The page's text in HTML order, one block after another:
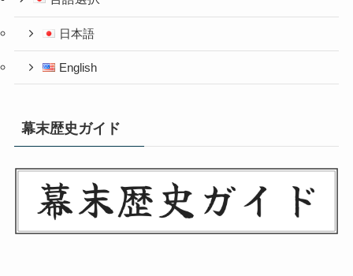
日本語
English
幕末歴史ガイド